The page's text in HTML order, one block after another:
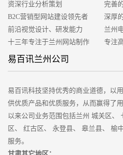
晰度高的图片，这样访问者在浏览的
的内容。将图片合理的放置在网站页
谐。
3、动画元素的运用
企业网站在建立的时候，可以考虑
以让整体的页面变得更加的灵动。比
一定的关联，可以吸引到不少的访问
要引起注意，不要有太过鲜艳以及亮
资深行业分析策划
B2C营销型网站建设领先者
前沿视觉设计、研发能力
十三年专注于兰州网站制作
客户的满意是我们唯一的宗旨
完善
深厚
兰州
专注
易百讯兰州公司
易百讯科技坚持优秀的商业道德，以
供优质产品和优质服务，从而赢得了
以来公司业务范围包括兰州 城关区、
区、 红古区、 永登县、 皋兰县、 榆
服务。